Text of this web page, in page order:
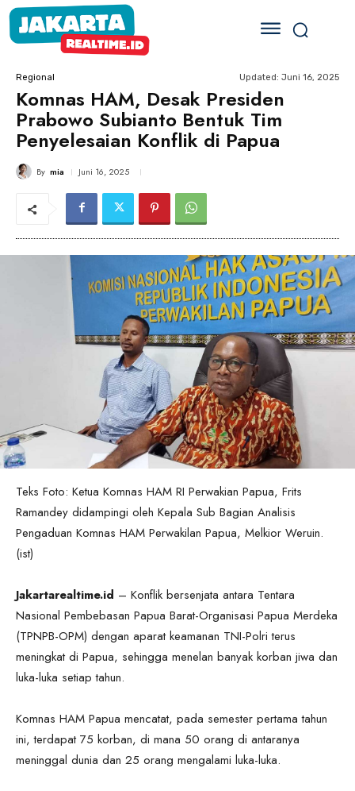
Regional Updated: Juni 16, 2025
Komnas HAM, Desak Presiden
Prabowo Subianto Bentuk Tim
Penyelesaian Konflik di Papua
By mia Juni 16, 2025
Teks Foto: Ketua Komnas HAM RI Perwakian Papua, Frits
Ramandey didampingi oleh Kepala Sub Bagian Analisis
Pengaduan Komnas HAM Perwakilan Papua, Melkior Weruin.
(ist)
Jakartarealtime.id – Konflik bersenjata antara Tentara
Nasional Pembebasan Papua Barat-Organisasi Papua Merdeka
(TPNPB-OPM) dengan aparat keamanan TNI-Polri terus
meningkat di Papua, sehingga menelan banyak korban jiwa dan
luka-luka setiap tahun.
Komnas HAM Papua mencatat, pada semester pertama tahun
ini, terdapat 75 korban, di mana 50 orang di antaranya
meninggal dunia dan 25 orang mengalami luka-luka.